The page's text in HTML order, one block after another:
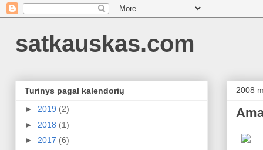
satkauskas.com
2008
Turinys pagal kalendorių
► 2019 (2)
► 2018 (1)
► 2017 (6)